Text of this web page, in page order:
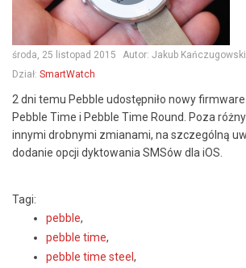
środa, 25 listopad 2015 Autor: Jakub
Dział: SmartWatch
2 dni temu Pebble udostępniło nowy
Pebble Time i Pebble Time Round. Poza
innymi drobnymi zmianami, na szczególną
dodanie opcji dyktowania SMSów dla iOS.
Tagi:
pebble,
pebble time,
pebble time steel,